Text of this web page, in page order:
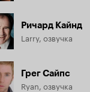
Ричард Кайнд
Larry, озвучка
Грег Сайпс
Ryan, озвучка